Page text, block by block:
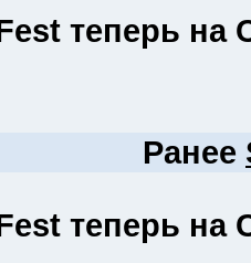
теперь на
Ранее
теперь на